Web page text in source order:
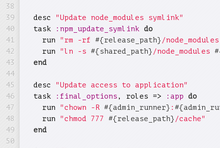
  desc
"Update node_modules symlink"
  task
:npm_update_symlink do
    run
"rm -rf #{release_path} /
    run
"ln -s #{shared_path} /node_modules
end
  desc
"Update access to application"
  task
:final_options , roles => :app
do
    run
"chown -R #{admin_runner} :
    run
"chmod 777 #{release_path} /cache"
end